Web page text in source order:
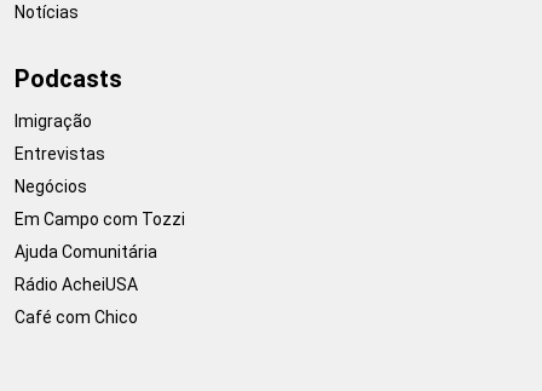
Notícias
Podcasts
Imigração
Entrevistas
Negócios
Em Campo com Tozzi
Ajuda Comunitária
Rádio AcheiUSA
Café com Chico